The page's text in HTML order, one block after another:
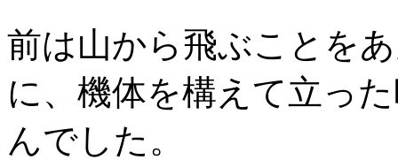
前は山から飛ぶことを
に、機体を構えて立っ
んでした。